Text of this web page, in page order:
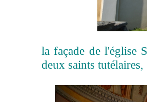
la façade de l'église
deux saints tutélaires,